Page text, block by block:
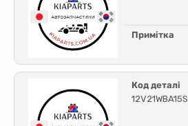
Примітка
Код деталі
12V21WBA15S